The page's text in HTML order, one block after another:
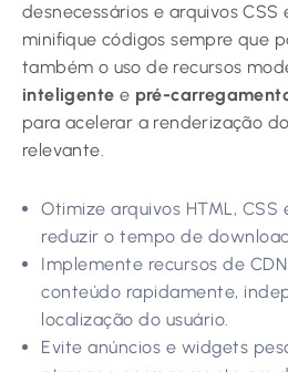
desnecessários e arquivos
minifique códigos sempre que
também o uso de recursos
inteligente e pré-
para acelerar a renderização
relevante.
Otimize arquivos HTML,
reduzir o tempo de
Implemente recursos de
conteúdo rapidamente,
localização do usuário.
Evite anúncios e widgets